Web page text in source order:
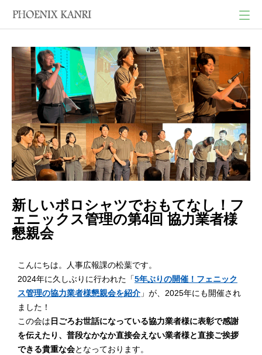
新しいポロシャツでおもてなし！フ
ェニックス管理の第4回 協力業者様
懇親会
こんにちは。人事広報課の松葉です。
2024年に久しぶりに行われた「5年ぶりの開催！フェニック
ス管理の協力業者様懇親会を紹介 」が、2025年にも開催され
ました！
この会は 日ごろお世話になっている協力業者様に表彰で感謝
を伝えたり、普段なかなか直接会えない業者様と直接ご挨拶
できる貴重な会となっております。